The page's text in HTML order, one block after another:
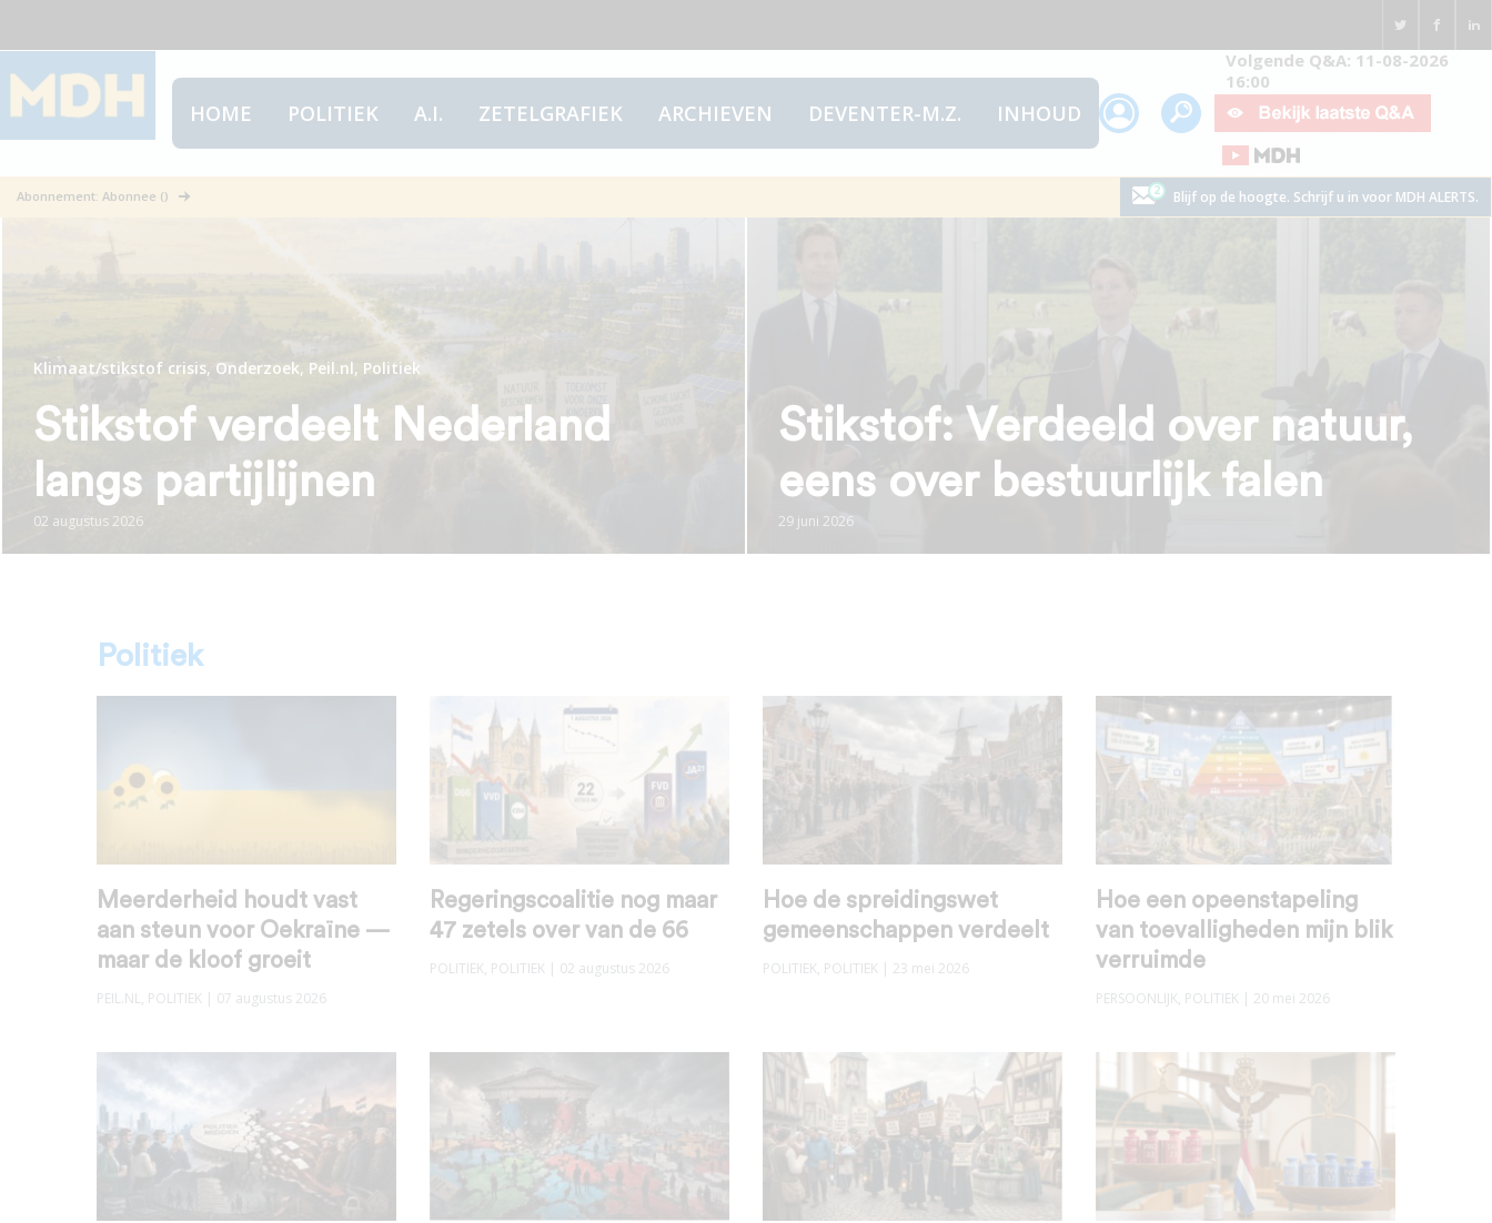
HOME POLITIEK A.I. ZETELGRAFIEK ARCHIEVEN DEVENTER-M.Z. INHOUD
Volgende Q&A: 11-08-2026
16:00
Abonnement: Abonnee () Blijf op de hoogte. Schrijf u in voor MDH ALERTS.
Klimaat/stikstof crisis, Onderzoek, Peil.nl, Politiek
Stikstof verdeelt Nederland
langs partijlijnen
02 augustus 2026
Stikstof: Verdeeld over natuur,
eens over bestuurlijk falen
29 juni 2026
Politiek
Meerderheid houdt vast
aan steun voor Oekraïne —
maar de kloof groeit
PEIL.NL, POLITIEK | 07 augustus 2026
Regeringscoalitie nog maar
47 zetels over van de 66
POLITIEK, POLITIEK | 02 augustus 2026
Hoe de spreidingswet
gemeenschappen verdeelt
POLITIEK, POLITIEK | 23 mei 2026
Hoe een opeenstapeling
van toevalligheden mijn blik
verruimde
PERSOONLIJK, POLITIEK | 20 mei 2026